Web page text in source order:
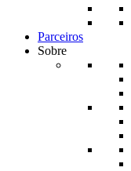
Parceiros
Sobre